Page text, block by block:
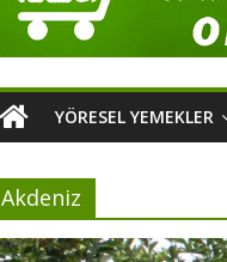
YÖRESEL YEMEKLER
Akdeniz